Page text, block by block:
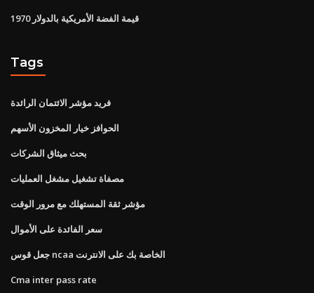
قيمة الفضة الأمريكية بالدولار 1970
Tags
فريد مؤشر الائتمان الرائدة
الحوافز خيار المخزون الأسهم
بحث ميثاق الشركات
مصفاة تشغيل مشغل العمليات
مؤشر ثقة المستهلك مع مرور الوقت
سعر الفائدة على الأموال
جعل قوس ncaa الخاصة بك على الانترنت
Cma inter pass rate